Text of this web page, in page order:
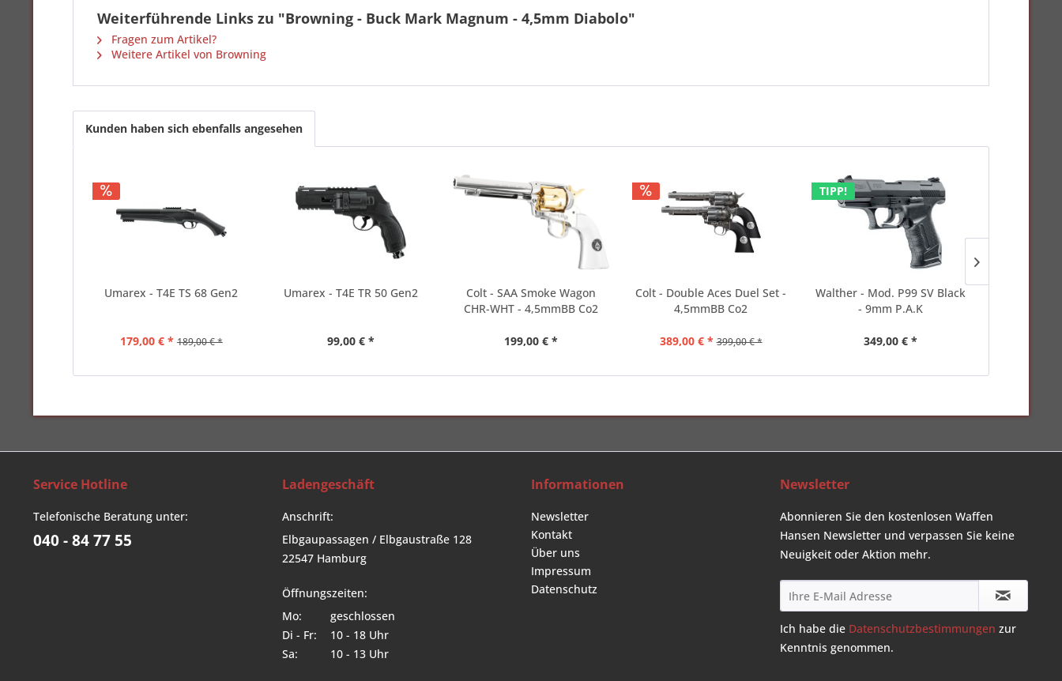
Weiterführende Links zu "Browning - Buck Mark Magnum - 4,5mm Diabolo"
Fragen zum Artikel?
Weitere Artikel von Browning
Kunden haben sich ebenfalls angesehen
Umarex - T4E TS 68 Gen2
179,00 € * 189,00 € *
Umarex - T4E TR 50 Gen2
99,00 € *
Colt - SAA Smoke Wagon
CHR-WHT - 4,5mmBB Co2
199,00 € *
Colt - Double Aces Duel Set -
4,5mmBB Co2
389,00 € * 399,00 € *
TIPP!
Walther - Mod. P99 SV Black
- 9mm P.A.K
349,00 € *
Service Hotline
Telefonische Beratung unter:
040 - 84 77 55
Ladengeschäft
Anschrift:
Elbgaupassagen / Elbgaustraße 128
22547 Hamburg
Öffnungszeiten:
Mo:
geschlossen
Di - Fr:
10 - 18 Uhr
Sa:
10 - 13 Uhr
Informationen
Newsletter
Kontakt
Über uns
Impressum
Datenschutz
Newsletter
Abonnieren Sie den kostenlosen Waffen
Hansen Newsletter und verpassen Sie keine
Neuigkeit oder Aktion mehr.
Ich habe die Datenschutzbestimmungen zur
Kenntnis genommen.